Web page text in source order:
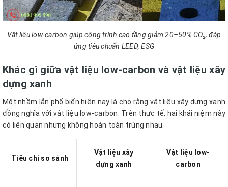
Vật liệu low-carbon giúp công trình cao tầng giảm 20–50% CO₂, đáp
ứng tiêu chuẩn LEED, ESG
Khác gì giữa vật liệu low-carbon và vật liệu xây
dựng xanh
Một nhầm lẫn phổ biến hiện nay là cho rằng vật liệu xây dựng xanh
đồng nghĩa với vật liệu low-carbon. Trên thực tế, hai khái niệm này
có liên quan nhưng không hoàn toàn trùng nhau.
Tiêu chí so sánh
Vật liệu xây
dựng xanh
Vật liệu low-
carbon